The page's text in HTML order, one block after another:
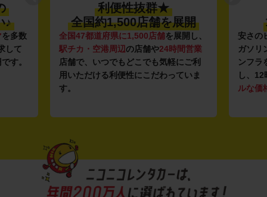
♪
を多数
して
す。
利便性抜群★
全国約1,500店舗を展開
全国47都道府県に1,500店舗を展開し、
駅チカ・空港周辺 の店舗や24時間営業
店舗で、いつでもどこでも気軽にご利
用いただける利便性にこだわっていま
す。
安さの
ガソリ
ンフラ
し、
ルな価